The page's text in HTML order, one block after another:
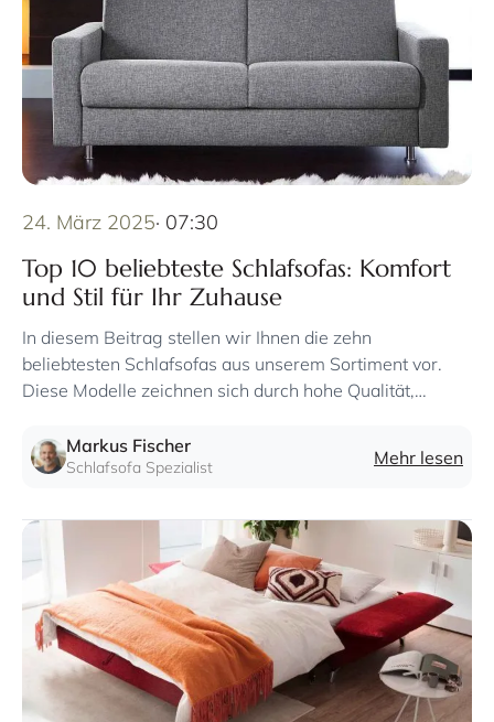
24. März 2025· 07:30
Top 10 beliebteste Schlafsofas: Komfort
und Stil für Ihr Zuhause
In diesem Beitrag stellen wir Ihnen die zehn
beliebtesten Schlafsofas aus unserem Sortiment vor.
Diese Modelle zeichnen sich durch hohe Qualität,
aus. Markus Fischer
Schlafsofa Spezialist Mehr lesen